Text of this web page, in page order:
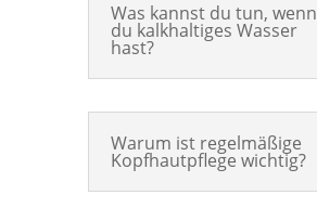
Was kannst du tun, wenn
du kalkhaltiges Wasser
hast?
Warum ist regelmäßige
Kopfhautpflege wichtig?